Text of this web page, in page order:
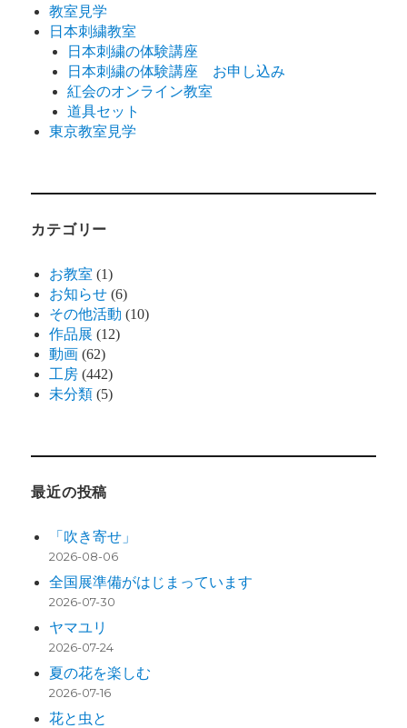
教室見学
日本刺繍教室
日本刺繍の体験講座
日本刺繍の体験講座 お申し込み
紅会のオンライン教室
道具セット
東京教室見学
カテゴリー
お教室 (1)
お知らせ (6)
その他活動 (10)
作品展 (12)
動画 (62)
工房 (442)
未分類 (5)
最近の投稿
「吹き寄せ」
2026-08-06
全国展準備がはじまっています
2026-07-30
ヤマユリ
2026-07-24
夏の花を楽しむ
2026-07-16
花と虫と